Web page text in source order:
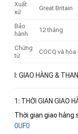
Xuất
xứ
Great Britain
Bảo
hành
12 tháng
Chứng
từ
COCQ và hóa
I: GIAO HÀNG &
1: THỜI GIAN GIAO
Thời gian giao hàng
0UF0